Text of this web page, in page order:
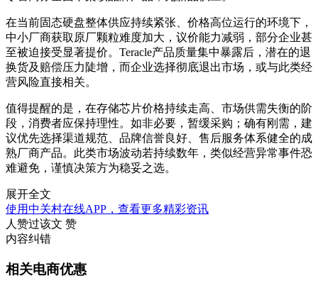
在当前固态硬盘整体供应持续紧张、价格高位运行的环境下，
中小厂商获取原厂颗粒难度加大，议价能力减弱，部分企业甚
至被迫接受显著提价。Teracle产品质量集中暴露后，潜在的退
换货及赔偿压力陡增，而企业选择彻底退出市场，或与此类经
营风险直接相关。
值得提醒的是，在存储芯片价格持续走高、市场供需失衡的阶
段，消费者应保持理性。如非必要，暂缓采购；确有刚需，建
议优先选择渠道规范、品牌信誉良好、售后服务体系健全的成
熟厂商产品。此类市场波动若持续数年，类似经营异常事件恐
难避免，谨慎决策方为稳妥之选。
展开全文
使用中关村在线APP，查看更多精彩资讯
人赞过该文 赞
内容纠错
相关电商优惠